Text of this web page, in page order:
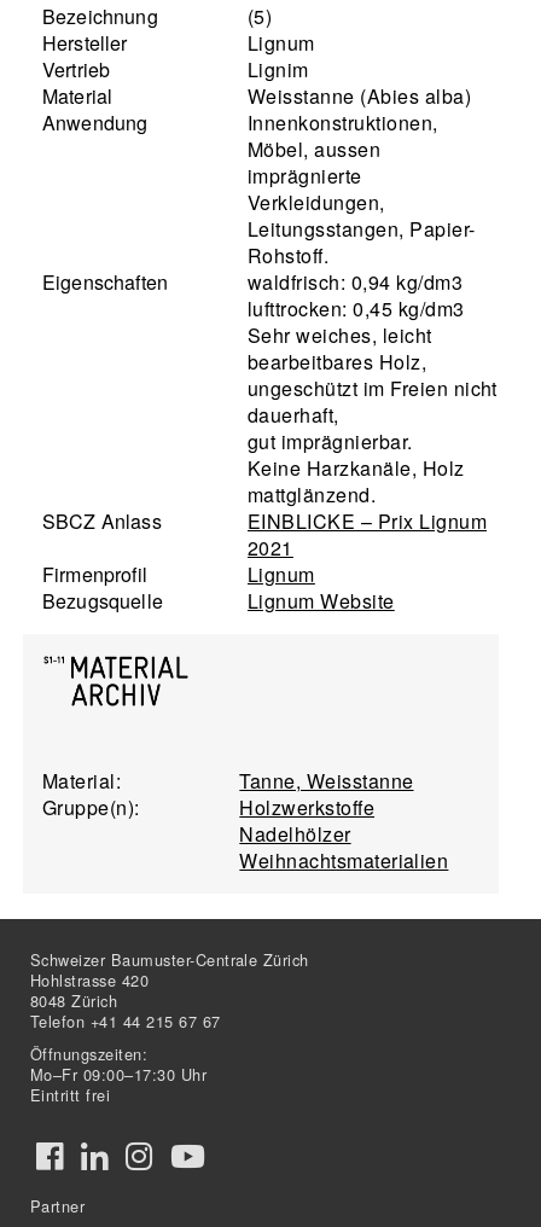
Bezeichnung
(5)
Hersteller
Lignum
Vertrieb
Lignim
Material
Weisstanne (Abies alba)
Anwendung
Innenkonstruktionen,
Möbel, aussen
imprägnierte
Verkleidungen,
Leitungsstangen, Papier-
Rohstoff.
Eigenschaften
waldfrisch: 0,94 kg/dm3
lufttrocken: 0,45 kg/dm3
Sehr weiches, leicht
bearbeitbares Holz,
ungeschützt im Freien nicht
dauerhaft,
gut imprägnierbar.
Keine Harzkanäle, Holz
mattglänzend.
SBCZ Anlass
EINBLICKE – Prix Lignum
2021
Firmenprofil
Lignum
Bezugsquelle
Lignum Website
Material:
Tanne, Weisstanne
Gruppe(n):
Holzwerkstoffe
Nadelhölzer
Weihnachtsmaterialien
Schweizer Baumuster-Centrale Zürich
Hohlstrasse 420
8048 Zürich
Telefon +41 44 215 67 67
Öffnungszeiten:
Mo–Fr 09:00–17:30 Uhr
Eintritt frei
Partner